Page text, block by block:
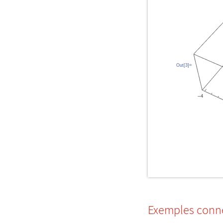
Out[3]=
Exemples